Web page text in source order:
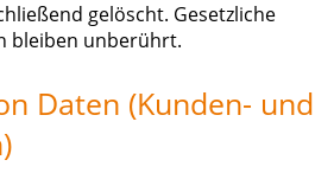
gelöscht. Gesetzliche
bleiben unberührt.
Daten (Kunden- und